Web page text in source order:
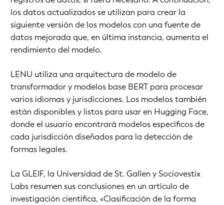
los datos actualizados se utilizan para crear la
siguiente versión de los modelos con una fuente de
datos mejorada que, en última instancia, aumenta el
rendimiento del modelo.
LENU utiliza una arquitectura de modelo de
transformador y modelos base BERT para procesar
varios idiomas y jurisdicciones. Los modelos también
están disponibles y listos para usar en Hugging Face,
donde el usuario encontrará modelos específicos de
cada jurisdicción diseñados para la detección de
formas legales.
La GLEIF, la Universidad de St. Gallen y Sociovestix
Labs resumen sus conclusiones en un artículo de
investigación científica, «Clasificación de la forma